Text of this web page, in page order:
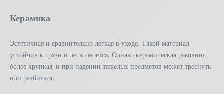
Керамика
Эстетичная и сравнительно легкая в уходе. Такой материал
устойчив к грязи и легко моется. Однако керамическая раковина
более хрупкая, и при падении тяжелых предметов может треснуть
или разбиться.